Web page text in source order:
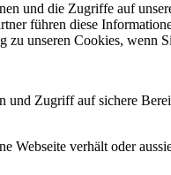
und die Zugriffe auf
führen diese
unseren Cookies, wenn
Zugriff auf sichere
Webseite verhält oder